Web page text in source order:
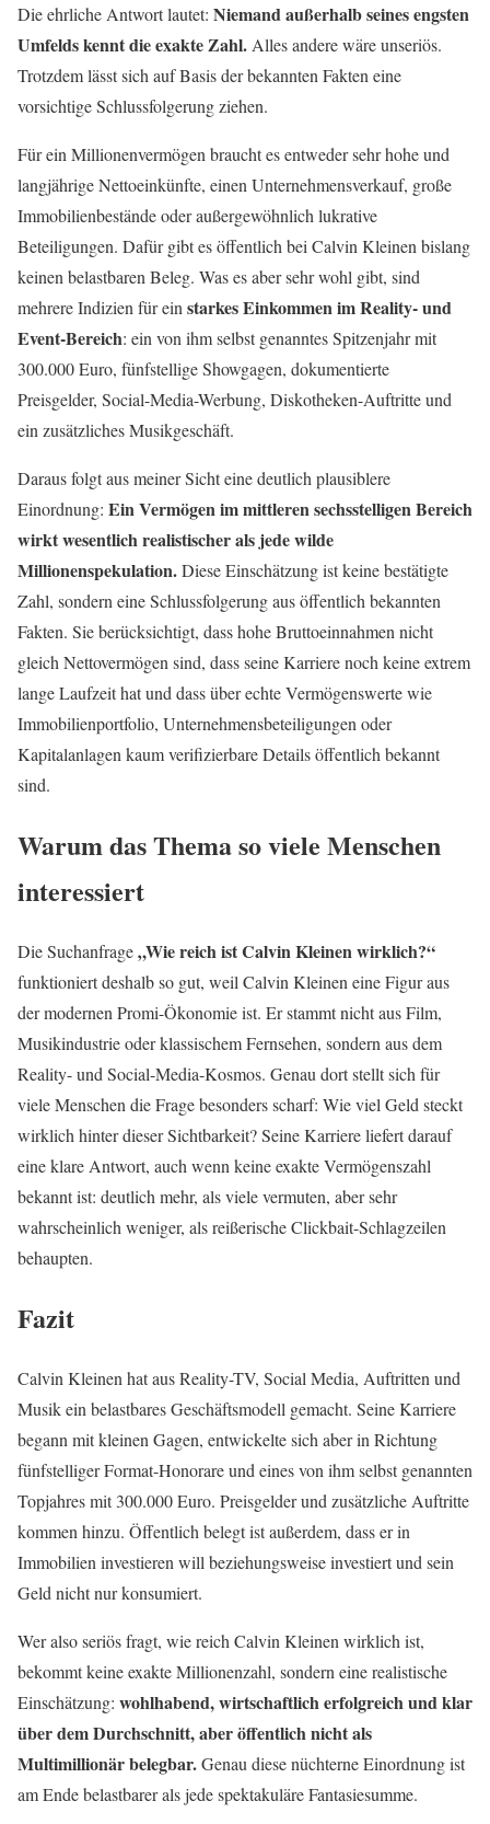
Die ehrliche Antwort lautet: Niemand außerhalb seines engsten
Umfelds kennt die exakte Zahl. Alles andere wäre unseriös.
Trotzdem lässt sich auf Basis der bekannten Fakten eine
vorsichtige Schlussfolgerung ziehen.
Für ein Millionenvermögen braucht es entweder sehr hohe und
langjährige Nettoeinkünfte, einen Unternehmensverkauf, große
Immobilienbestände oder außergewöhnlich lukrative
Beteiligungen. Dafür gibt es öffentlich bei Calvin Kleinen bislang
keinen belastbaren Beleg. Was es aber sehr wohl gibt, sind
mehrere Indizien für ein starkes Einkommen im Reality- und
Event-Bereich: ein von ihm selbst genanntes Spitzenjahr mit
300.000 Euro, fünfstellige Showgagen, dokumentierte
Preisgelder, Social-Media-Werbung, Diskotheken-Auftritte und
ein zusätzliches Musikgeschäft.
Daraus folgt aus meiner Sicht eine deutlich plausiblere
Einordnung: Ein Vermögen im mittleren sechsstelligen Bereich
wirkt wesentlich realistischer als jede wilde
Millionenspekulation.Diese Einschätzung ist keine bestätigte
Zahl, sondern eine Schlussfolgerung aus öffentlich bekannten
Fakten. Sie berücksichtigt, dass hohe Bruttoeinnahmen nicht
gleich Nettovermögen sind, dass seine Karriere noch keine extrem
lange Laufzeit hat und dass über echte Vermögenswerte wie
Immobilienportfolio, Unternehmensbeteiligungen oder
Kapitalanlagen kaum verifizierbare Details öffentlich bekannt
sind.
Warum das Thema so viele Menschen
interessiert
Die Suchanfrage„Wie reich ist Calvin Kleinen wirklich?“
funktioniert deshalb so gut, weil Calvin Kleinen eine Figur aus
der modernen Promi-Ökonomie ist. Er stammt nicht aus Film,
Musikindustrie oder klassischem Fernsehen, sondern aus dem
Reality- und Social-Media-Kosmos. Genau dort stellt sich für
viele Menschen die Frage besonders scharf: Wie viel Geld steckt
wirklich hinter dieser Sichtbarkeit? Seine Karriere liefert darauf
eine klare Antwort, auch wenn keine exakte Vermögenszahl
bekannt ist: deutlich mehr, als viele vermuten, aber sehr
wahrscheinlich weniger, als reißerische Clickbait-Schlagzeilen
behaupten.
Fazit
Calvin Kleinen hat aus Reality-TV, Social Media, Auftritten und
Musik ein belastbares Geschäftsmodell gemacht. Seine Karriere
begann mit kleinen Gagen, entwickelte sich aber in Richtung
fünfstelliger Format-Honorare und eines von ihm selbst genannten
Topjahres mit 300.000 Euro. Preisgelder und zusätzliche Auftritte
kommen hinzu. Öffentlich belegt ist außerdem, dass er in
Immobilien investieren will beziehungsweise investiert und sein
Geld nicht nur konsumiert.
Wer also seriös fragt, wie reich Calvin Kleinen wirklich ist,
bekommt keine exakte Millionenzahl, sondern eine realistische
Einschätzung: wohlhabend, wirtschaftlich erfolgreich und klar
über dem Durchschnitt, aber öffentlich nicht als
Multimillionär belegbar.Genau diese nüchterne Einordnung ist
am Ende belastbarer als jede spektakuläre Fantasiesumme.